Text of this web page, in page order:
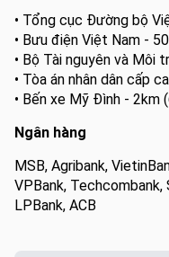
• Tổng cục Đường bộ
• Bưu điện Việt Nam -
• Bộ Tài nguyên và Môi
• Tòa án nhân dân cấp
• Bến xe Mỹ Đình - 2km
Ngân hàng
MSB, Agribank,
VPBank, Techcombank,
LPBank, ACB